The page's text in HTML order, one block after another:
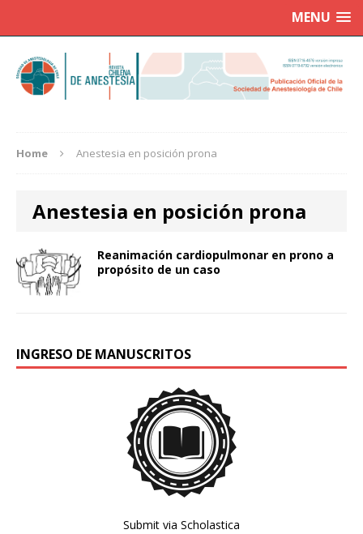
MENU
Home Anestesia en posición prona
Anestesia en posición prona
Reanimación cardiopulmonar en prono a
propósito de un caso
INGRESO DE MANUSCRITOS
Submit via Scholastica